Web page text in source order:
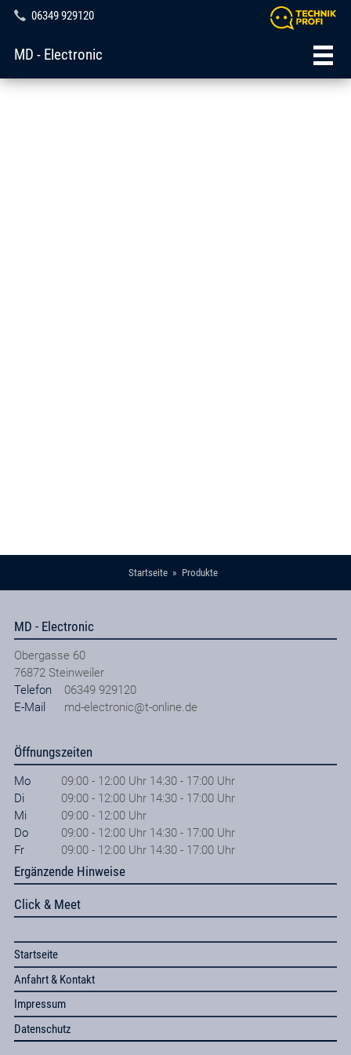
06349 929120
MD - Electronic
Startseite Produkte
MD - Electronic
Obergasse 60
76872 Steinweiler
Telefon
06349 929120
E-Mail
md-electronic@t-online.de
Öffnungszeiten
Mo
09:00 - 12:00 Uhr 14:30 - 17:00 Uhr
Di
09:00 - 12:00 Uhr 14:30 - 17:00 Uhr
Mi
09:00 - 12:00 Uhr
Do
09:00 - 12:00 Uhr 14:30 - 17:00 Uhr
Fr
09:00 - 12:00 Uhr 14:30 - 17:00 Uhr
Ergänzende Hinweise
Click & Meet
Startseite
Anfahrt & Kontakt
Impressum
Datenschutz